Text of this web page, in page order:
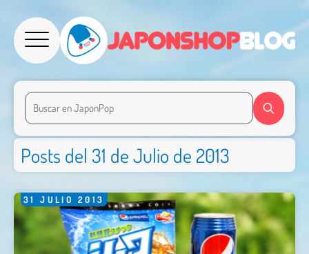
Posts del 31 de Julio de 2013
31 JULIO 2013